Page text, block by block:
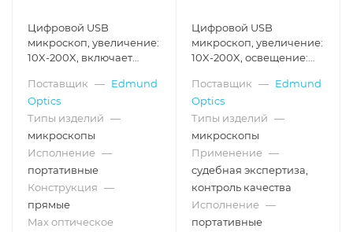
Цифровой USB
микроскоп, увеличение:
10X-200X, включает
(Recertified-05)
Поставщик — Edmund
Optics
Типы изделий —
микроскопы
Исполнение —
портативные
Конструкция —
прямые
Max оптическое
Цифровой USB
микроскоп, увеличение:
10X-200X, освещение:
Поставщик — Edmund
Optics
Типы изделий —
микроскопы
Применение —
судебная экспертиза,
контроль качества
Исполнение —
портативные